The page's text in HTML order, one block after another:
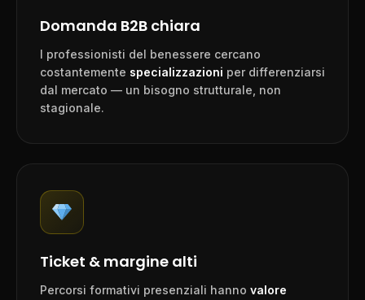
Domanda B2B chiara
I professionisti del benessere cercano
costantemente specializzazioni per differenziarsi
dal mercato — un bisogno strutturale, non
stagionale.
Ticket & margine alti
Percorsi formativi presenziali hanno valore